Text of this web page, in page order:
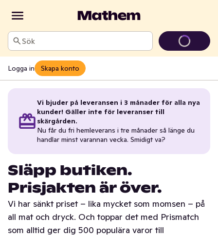
Sök
Logga in Skapa konto
Vi bjuder på leveransen i 3 månader för alla nya
kunder! Gäller inte för leveranser till
skärgården.
Nu får du fri hemleverans i tre månader så länge du
handlar minst varannan vecka. Smidigt va?
Släpp butiken.
Prisjakten är över.
Vi har sänkt priset – lika mycket som momsen – på
all mat och dryck. Och toppar det med Prismatch
som alltid ger dig 500 populära varor till